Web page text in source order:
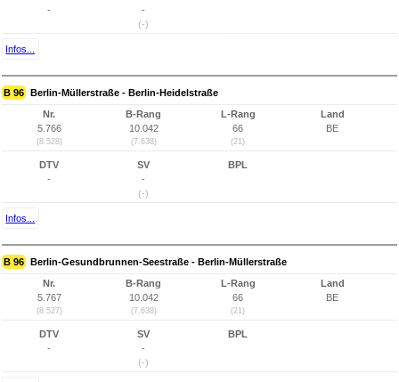
-
-
(-)
Infos...
B 96 Berlin-Müllerstraße - Berlin-Heidelstraße
Nr.
5.766
(8.528)
B-Rang
10.042
(7.638)
L-Rang
66
(21)
Land
BE
DTV
-
SV
-
(-)
BPL
Infos...
B 96 Berlin-Gesundbrunnen-Seestraße - Berlin-Müllerstraße
Nr.
5.767
(8.527)
B-Rang
10.042
(7.638)
L-Rang
66
(21)
Land
BE
DTV
-
SV
-
(-)
BPL